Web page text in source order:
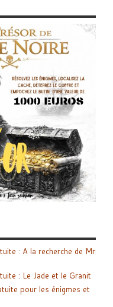
: A la recherche de Mr
: Le Jade et le Granit
pour les énigmes et